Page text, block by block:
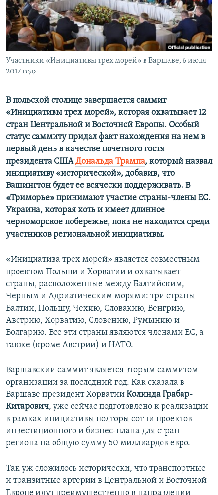
ПОБЕДИТЕЛЕЙ НЕ СУДЯТ?
КРЫМ.НЕПОКОРЕННЫЙ
ELIFBE
УКРАИНСКАЯ ПРОБЛЕМА КРЫМА
ПРИСОЕДИНЯЙТЕСЬ!
Все сайты RFE/RL
Участники «Инициативы трех морей» в Варшаве, 6 июля
2017 года
В польской столице завершается саммит
«Инициативы трех морей», которая охватывает 12
стран Центральной и Восточной Европы. Особый
статус саммиту придал факт нахождения на нем в
первый день в качестве почетного гостя
президента СШАДональда Трампа, который назвал
инициативу «исторической», добавив, что
Вашингтон будет ее всячески поддерживать. В
«Триморье» принимают участие страны-члены ЕС.
Украина, которая хоть и имеет длинное
черноморское побережье, пока не находится среди
участников региональной инициативы.
«Инициатива трех морей» является совместным
проектом Польши и Хорватии и охватывает
страны, расположенные между Балтийским,
Черным и Адриатическим морями: три страны
Балтии, Польшу, Чехию, Словакию, Венгрию,
Австрию, Хорватию, Словению, Румынию и
Болгарию. Все эти страны являются членами ЕС, а
также (кроме Австрии) и НАТО.
Варшавский саммит является вторым саммитом
организации за последний год. Как сказала в
Варшаве президент Хорватии Колинда Грабар-
Китарович, уже сейчас подготовлено к реализации
в рамках инициативы полторы сотни проектов
инвестиционного и бизнес-плана для стран
региона на общую сумму 50 миллиардов евро.
Так уж сложилось исторически, что транспортные
и транзитные артерии в Центральной и Восточной
Европе идут преимущественно в направлении